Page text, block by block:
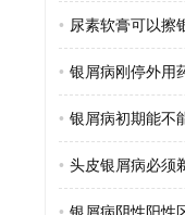
• 尿素软膏可以擦
• 银屑病刚停外用
• 银屑病初期能不
• 头皮银屑病必须